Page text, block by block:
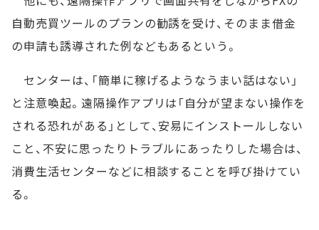
自動売買ツールのプランの勧誘を受け、そのまま借金
の申請も誘導された例などもあるという。
センターは、「簡単に稼げるようなうまい話はない」
と注意喚起。遠隔操作アプリは「自分が望まない操作を
される恐れがある」として、安易にインストールしない
こと、不安に思ったりトラブルにあったりした場合は、
消費生活センターなどに相談することを呼び掛けてい
る。